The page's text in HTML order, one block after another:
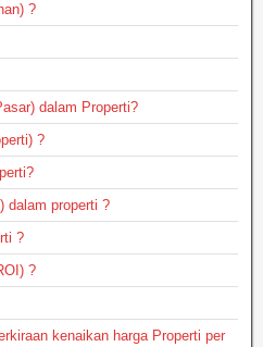
?
dalam Properti?
?
dalam properti ?
?
?
kenaikan harga Properti per